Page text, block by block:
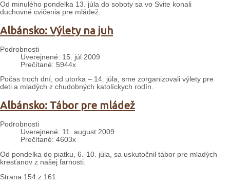
Od minulého pondelka 13. júla do soboty sa vo Svite konali
duchovné cvičenia pre mládež.
Albánsko: Výlety na juh
Podrobnosti
Uverejnené: 15. júl 2009
Prečítané: 5944x
Počas troch dní, od utorka – 14. júla, sme zorganizovali výlety pre
deti a mladých z chudobných katolíckych rodín.
Albánsko: Tábor pre mládež
Podrobnosti
Uverejnené: 11. august 2009
Prečítané: 4603x
Od pondelka do piatku, 6.-10. júla, sa uskutočnil tábor pre mladých
kresťanov z našej farnosti.
Strana 154 z 161